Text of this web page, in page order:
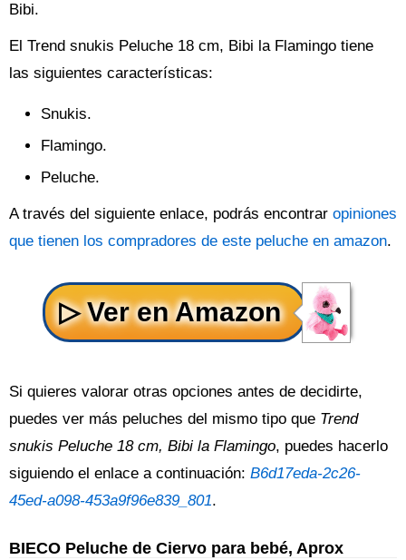
Bibi.
El Trend snukis Peluche 18 cm, Bibi la Flamingo tiene
las siguientes características:
Snukis.
Flamingo.
Peluche.
A través del siguiente enlace, podrás encontrar opiniones
que tienen los compradores de este peluche en amazon.
Si quieres valorar otras opciones antes de decidirte,
puedes ver más peluches del mismo tipo que Trend
snukis Peluche 18 cm, Bibi la Flamingo, puedes hacerlo
siguiendo el enlace a continuación: B6d17eda-2c26-
45ed-a098-453a9f96e839_801.
BIECO Peluche de Ciervo para bebé, Aprox